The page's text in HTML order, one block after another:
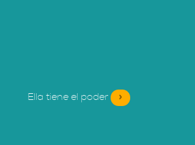
Ella tiene el poder »